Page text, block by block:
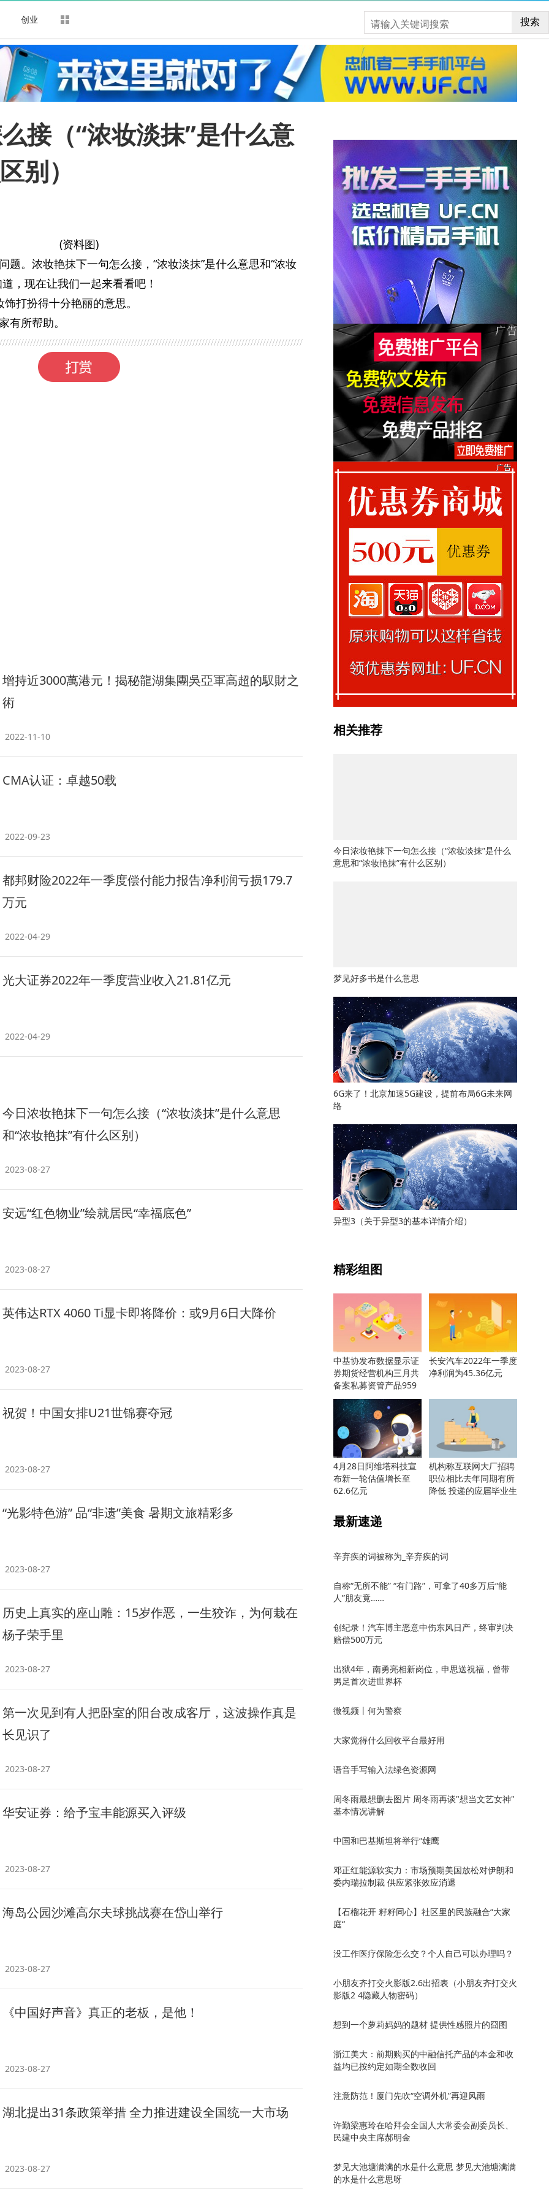
创业 搜索
接（“浓妆淡抹”是什么意
别）
(资料图)
题。浓妆艳抹下一句怎么接，“浓妆淡抹”是什么意思和“浓妆
，现在让我们一起来看看吧！
打扮得十分艳丽的意思。
有所帮助。
增持近3000萬港元！揭秘龍湖集團吳亞軍高超的馭財之
術
2022-11-10
CMA认证：卓越50载
2022-09-23
都邦财险2022年一季度偿付能力报告净利润亏损179.7
万元
2022-04-29
光大证券2022年一季度营业收入21.81亿元
2022-04-29
今日浓妆艳抹下一句怎么接（“浓妆淡抹”是什么意思
和“浓妆艳抹”有什么区别）
2023-08-27
安远“红色物业”绘就居民“幸福底色”
2023-08-27
英伟达RTX 4060 Ti显卡即将降价：或9月6日大降价
2023-08-27
祝贺！中国女排U21世锦赛夺冠
2023-08-27
“光影特色游” 品“非遗”美食 暑期文旅精彩多
2023-08-27
历史上真实的座山雕：15岁作恶，一生狡诈，为何栽在
杨子荣手里
2023-08-27
第一次见到有人把卧室的阳台改成客厅，这波操作真是
长见识了
2023-08-27
华安证券：给予宝丰能源买入评级
2023-08-27
海岛公园沙滩高尔夫球挑战赛在岱山举行
2023-08-27
《中国好声音》真正的老板，是他！
2023-08-27
湖北提出31条政策举措 全力推进建设全国统一大市场
2023-08-27
相关推荐
今日浓妆艳抹下一句怎么接（“浓妆淡抹”是什么
意思和“浓妆艳抹”有什么区别）
梦见好多书是什么意思
6G来了！北京加速5G建设，提前布局6G未来网
络
异型3（关于异型3的基本详情介绍）
精彩组图
中基协发布数据显示证
券期货经营机构三月共
备案私募资管产品959
只
长安汽车2022年一季度
净利润为45.36亿元
4月28日阿维塔科技宣
布新一轮估值增长至
62.6亿元
机构称互联网大厂招聘
职位相比去年同期有所
降低 投递的应届毕业生
最新速递
辛弃疾的词被称为_辛弃疾的词
自称“无所不能” “有门路”，可拿了40多万后“能
人”朋友竟……
创纪录！汽车博主恶意中伤东风日产，终审判决
赔偿500万元
出狱4年，南勇亮相新岗位，申思送祝福，曾带
男足首次进世界杯
微视频丨何为警察
大家觉得什么回收平台最好用
语音手写输入法绿色资源网
周冬雨最想删去图片 周冬雨再谈"想当文艺女神"
基本情况讲解
中国和巴基斯坦将举行“雄鹰
邓正红能源软实力：市场预期美国放松对伊朗和
委内瑞拉制裁 供应紧张效应消退
【石榴花开 籽籽同心】社区里的民族融合“大家
庭“
没工作医疗保险怎么交？个人自己可以办理吗？
小朋友齐打交火影版2.6出招表（小朋友齐打交火
影版2 4隐藏人物密码）
想到一个萝莉妈妈的题材 提供性感照片的囧图
浙江美大：前期购买的中融信托产品的本金和收
益均已按约定如期全数收回
注意防范！厦门先吹“空调外机”再迎风雨
许勤梁惠玲在哈拜会全国人大常委会副委员长、
民建中央主席郝明金
梦见大池塘满满的水是什么意思 梦见大池塘满满
的水是什么意思呀